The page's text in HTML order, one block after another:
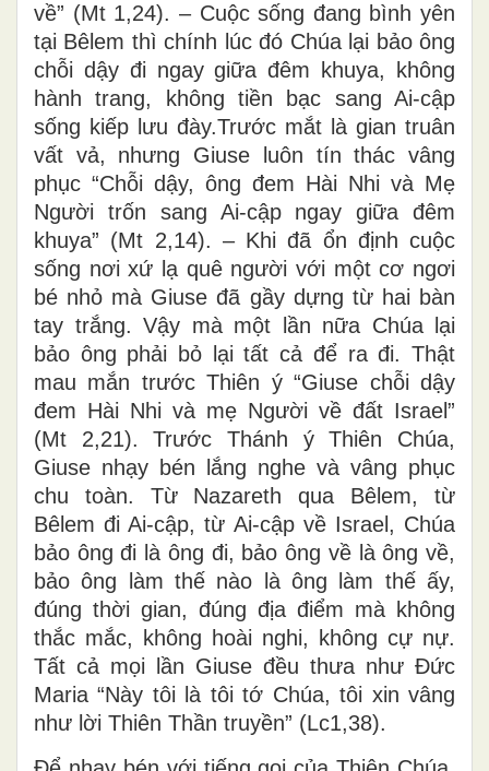
về” (Mt 1,24). – Cuộc sống đang bình yên
tại Bêlem thì chính lúc đó Chúa lại bảo ông
chỗi dậy đi ngay giữa đêm khuya, không
hành trang, không tiền bạc sang Ai-cập
sống kiếp lưu đày.Trước mắt là gian truân
vất vả, nhưng Giuse luôn tín thác vâng
phục “Chỗi dậy, ông đem Hài Nhi và Mẹ
Người trốn sang Ai-cập ngay giữa đêm
khuya” (Mt 2,14). – Khi đã ổn định cuộc
sống nơi xứ lạ quê người với một cơ ngơi
bé nhỏ mà Giuse đã gầy dựng từ hai bàn
tay trắng. Vậy mà một lần nữa Chúa lại
bảo ông phải bỏ lại tất cả để ra đi. Thật
mau mắn trước Thiên ý “Giuse chỗi dậy
đem Hài Nhi và mẹ Người về đất Israel”
(Mt 2,21). Trước Thánh ý Thiên Chúa,
Giuse nhạy bén lắng nghe và vâng phục
chu toàn. Từ Nazareth qua Bêlem, từ
Bêlem đi Ai-cập, từ Ai-cập về Israel, Chúa
bảo ông đi là ông đi, bảo ông về là ông về,
bảo ông làm thế nào là ông làm thế ấy,
đúng thời gian, đúng địa điểm mà không
thắc mắc, không hoài nghi, không cự nự.
Tất cả mọi lần Giuse đều thưa như Đức
Maria “Này tôi là tôi tớ Chúa, tôi xin vâng
như lời Thiên Thần truyền” (Lc1,38).